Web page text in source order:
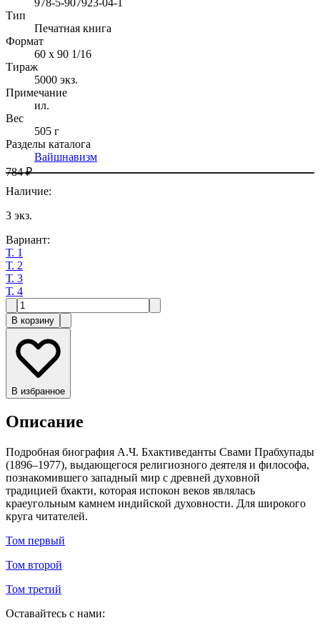
Тип
Печатная книга
Формат
60 x 90 1/16
Тираж
5000 экз.
Примечание
ил.
Вес
505 г
Разделы каталога
Вайшнавизм
784 ₽
Наличие:
3 экз.
Вариант:
Т. 1
Т. 2
Т. 3
Т. 4
В корзину
В избранное
Описание
Подробная биография А.Ч. Бхактиведанты Свами Прабхупады
(1896–1977), выдающегося религиозного деятеля и философа,
познакомившего западный мир с древней духовной
традицией бхакти, которая испокон веков являлась
краеугольным камнем индийской духовности. Для широкого
круга читателей.
Том первый
Том второй
Том третий
Оставайтесь с нами: